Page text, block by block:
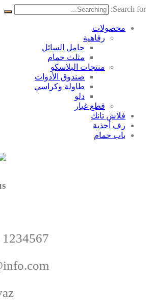
Search for:
محصولات
رفاهية
حامل السائل
مثلث حمام
منتجات البلاسکو
صندوق الأدوات
طاولة وكراسي
دلو
قطع غيار
فلاش تانك
رف أحذية
باب حمام